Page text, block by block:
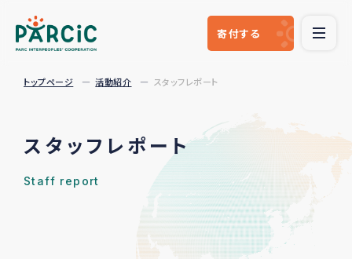
寄付する
トップページ 活動紹介 スタッフレポート
スタッフレポート
Staff report